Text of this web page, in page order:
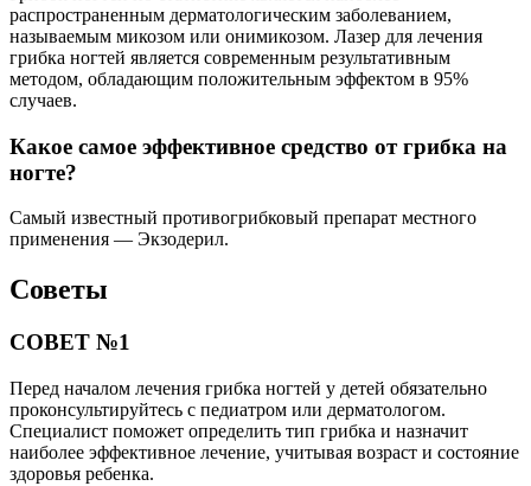
распространенным дерматологическим заболеванием,
называемым микозом или онимикозом. Лазер для лечения
грибка ногтей является современным результативным
методом, обладающим положительным эффектом в 95%
случаев.
Какое самое эффективное средство от грибка на
ногте?
Самый известный противогрибковый препарат местного
применения — Экзодерил.
Советы
СОВЕТ №1
Перед началом лечения грибка ногтей у детей обязательно
проконсультируйтесь с педиатром или дерматологом.
Специалист поможет определить тип грибка и назначит
наиболее эффективное лечение, учитывая возраст и состояние
здоровья ребенка.